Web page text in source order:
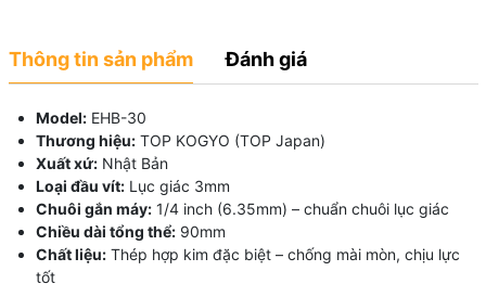
Thông tin sản phẩm Đánh giá
Model:EHB-30
Thương hiệu:TOP KOGYO (TOP Japan)
Xuất xứ:Nhật Bản
Loại đầu vít:Lục giác 3mm
Chuôi gắn máy:1/4 inch (6.35mm) – chuẩn chuôi lục giác
Chiều dài tổng thể:90mm
Chất liệu:Thép hợp kim đặc biệt – chống mài mòn, chịu lực
tốt